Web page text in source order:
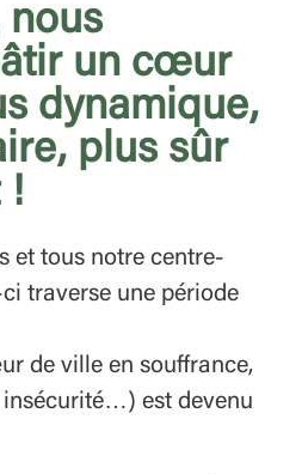
nous
un cœur
dynamique,
plus sûr
!
et tous notre centre-
traverse une période
de ville en souffrance,
insécurité…) est devenu